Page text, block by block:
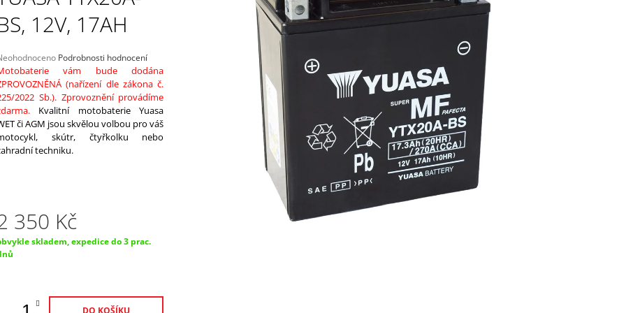
12V, 17AH
hvězdiček.
Podrobnosti hodnocení
vám bude dodána
(nařízení dle zákona č.
2022 Sb.). Zprovoznění provádíme
Kvalitní motobaterie Yuasa
či AGM jsou skvělou volbou pro váš
skútr, čtyřkolku nebo
techniku.
350 Kč
skladem, expedice do 3 prac.
975 Kč
1 520 Kč